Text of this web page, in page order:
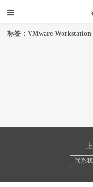
标签：VMware Workstation
联系